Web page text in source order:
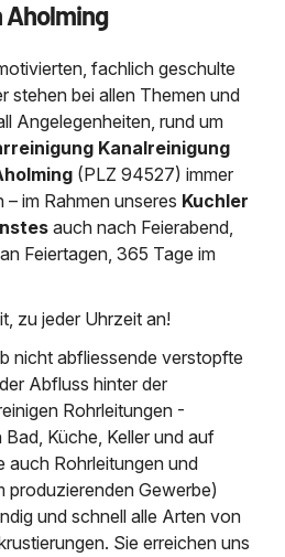
Kanalreinigung
Kanalinspektion
Grubenentleerung
24h Notdienst
Kosten Preise
Rohrreinigungsdienst
Dükerreinigung
Entleerung und Reinigung
Grubenentleerung und
Sickerschacht Reinigung
Abfallzwischenlager
Austausch von
Schießstandsanierung -
Mobile Schlamm-
Fettabscheider
Saugbagger für Tiefbau
Saugbagger und Pumpen
Fermenter-Entleerung
Regenrückhaltebecken
Entschlammung
Trockensaugen von
etc.
Weitere Services mit
Zertifikate /
Aholming
fachlich geschulte
stehen bei allen Themen und
Angelegenheiten, rund um
Kanalreinigung
(PLZ 94527) immer
im Rahmen unseres Kuchler
auch nach Feierabend,
Feiertagen, 365 Tage im
zu jeder Uhrzeit an!
nicht abfliessende verstopfte
Abfluss hinter der
Rohrleitungen -
Küche, Keller und auf
auch Rohrleitungen und
produzierenden Gewerbe)
und schnell alle Arten von
Sie erreichen uns